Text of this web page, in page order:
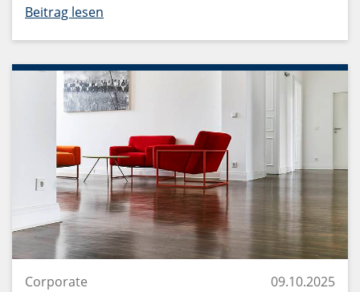
Beitrag lesen
Corporate 09.10.2025